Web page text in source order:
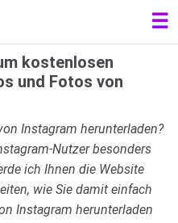
☰
kostenlosen
und Fotos von
Instagram herunterladen?
Nutzer besonders
ich Ihnen die Website
wie Sie damit einfach
Instagram herunterladen